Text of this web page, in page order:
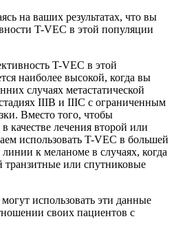
на ваших результатах, что вы
T-VEC в этой популяции
T-VEC в этой
наиболее высокой, когда вы
случаях метастатической
IIIB и IIIC с ограниченным
Вместо того, чтобы
качестве лечения второй или
использовать T-VEC в большей
к меланоме в случаях, когда
транзитные или спутниковые
использовать эти данные
своих пациентов с